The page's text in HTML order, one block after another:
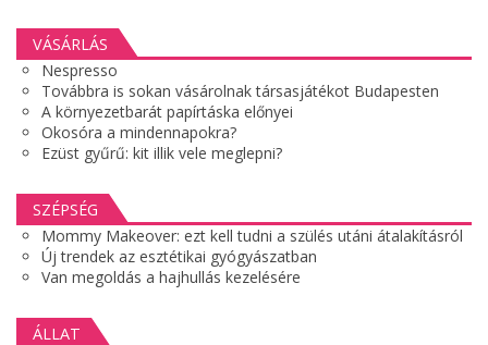
VÁSÁRLÁS
Nespresso
Továbbra is sokan vásárolnak társasjátékot Budapesten
A környezetbarát papírtáska előnyei
Okosóra a mindennapokra?
Ezüst gyűrű: kit illik vele meglepni?
SZÉPSÉG
Mommy Makeover: ezt kell tudni a szülés utáni átalakításról
Új trendek az esztétikai gyógyászatban
Van megoldás a hajhullás kezelésére
ÁLLAT